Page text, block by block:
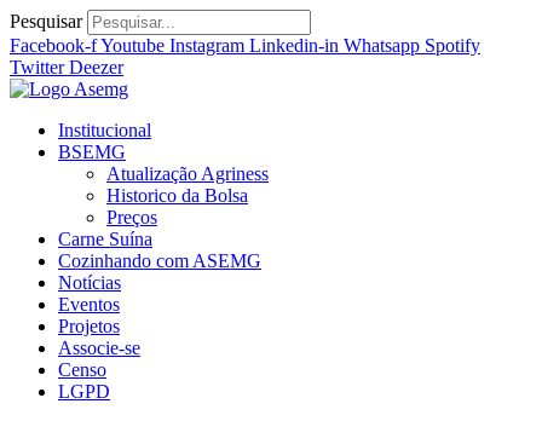
Ir
para
o
conteúdo
Pesquisar
Facebook-fYoutube Instagram Linkedin-in Whatsapp Spotify
Twitter Deezer
Institucional
BSEMG
Atualização Agriness
Historico da Bolsa
Preços
Carne Suína
Cozinhando com ASEMG
Notícias
Eventos
Projetos
Associe-se
Censo
LGPD